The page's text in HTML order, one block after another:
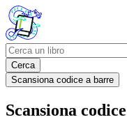
Cerca
Scansiona codice a barre
Scansiona